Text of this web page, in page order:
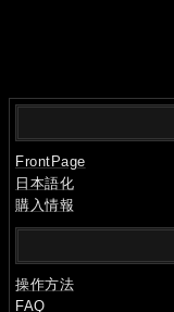
FrontPage
日本語化
購入情報
操作方法
FAQ